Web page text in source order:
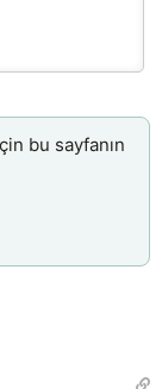
bu sayfanın